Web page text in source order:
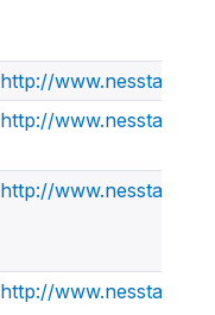
http://
http://
http://
http://